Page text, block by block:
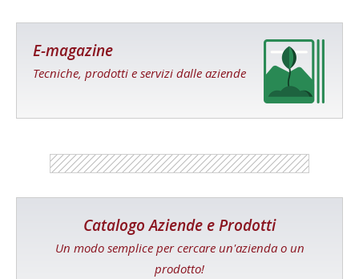
E-magazine
Tecniche, prodotti e servizi dalle aziende
Catalogo Aziende e Prodotti
Un modo semplice per cercare un'azienda o un
prodotto!